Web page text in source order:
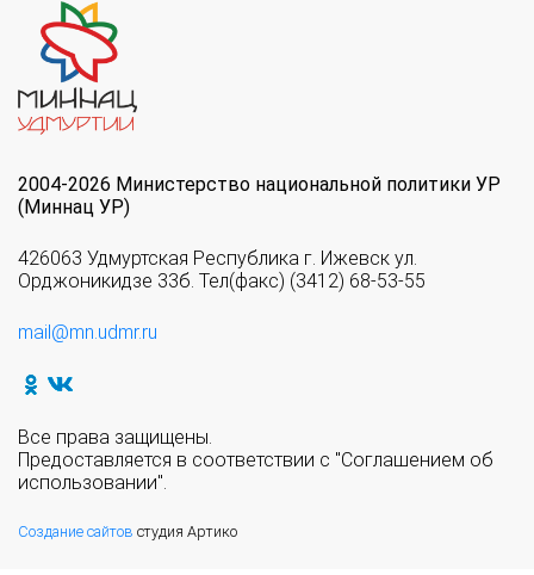
2004-2026 Министерство национальной политики УР
(Миннац УР)
426063 Удмуртская Республика г. Ижевск ул.
Орджоникидзе 33б. Тел(факс) (3412) 68-53-55
mail@mn.udmr.ru
Все права защищены.
Предоставляется в соответствии с "Соглашением об
использовании".
Создание сайтов студия Артико